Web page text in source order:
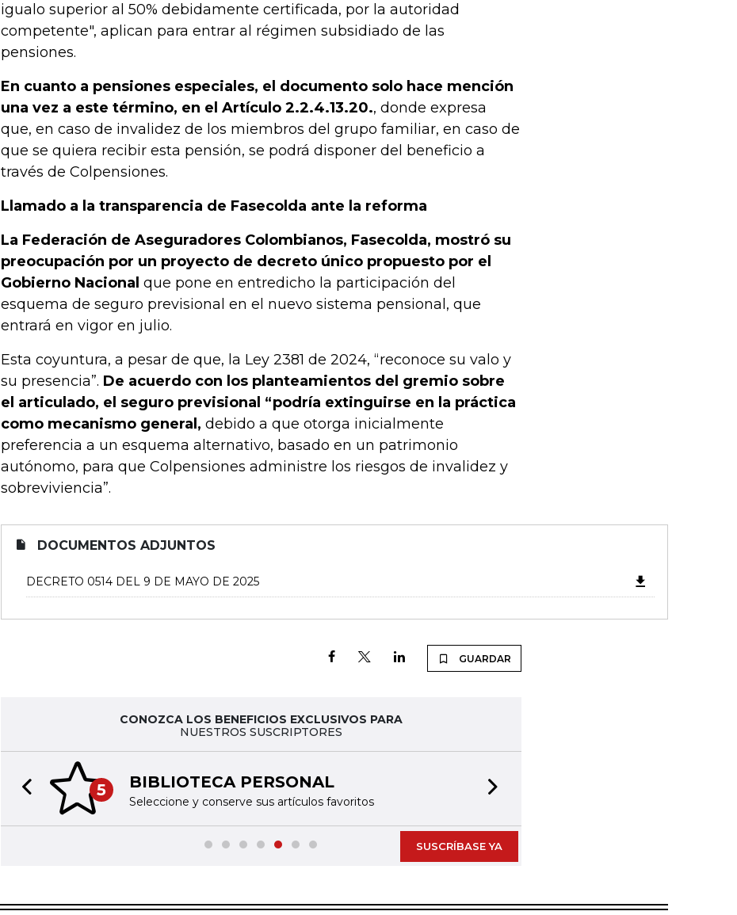
igualo superior al 50% debidamente certificada, por la autoridad
competente", aplican para entrar al régimen subsidiado de las
pensiones.
En cuanto a pensiones especiales, el documento solo hace mención
una vez a este término, en el Artículo 2.2.4.13.20., donde expresa
que, en caso de invalidez de los miembros del grupo familiar, en caso de
que se quiera recibir esta pensión, se podrá disponer del beneficio a
través de Colpensiones.
Llamado a la transparencia de Fasecolda ante la reforma
La Federación de Aseguradores Colombianos, Fasecolda, mostró su
preocupación por un proyecto de decreto único propuesto por el
Gobierno Nacional que pone en entredicho la participación del
esquema de seguro previsional en el nuevo sistema pensional, que
entrará en vigor en julio.
Esta coyuntura, a pesar de que, la Ley 2381 de 2024, “reconoce su valo y
su presencia”. De acuerdo con los planteamientos del gremio sobre
el articulado, el seguro previsional “podría extinguirse en la práctica
como mecanismo general, debido a que otorga inicialmente
preferencia a un esquema alternativo, basado en un patrimonio
autónomo, para que Colpensiones administre los riesgos de invalidez y
sobreviviencia”.
DOCUMENTOS ADJUNTOS
DECRETO 0514 DEL 9 DE MAYO DE 2025
GUARDAR
CONOZCA LOS BENEFICIOS EXCLUSIVOS PARA
NUESTROS SUSCRIPTORES
5 BIBLIOTECA PERSONAL
Seleccione y conserve sus artículos favoritos
Previous slide
SUSCRÍBASE YA